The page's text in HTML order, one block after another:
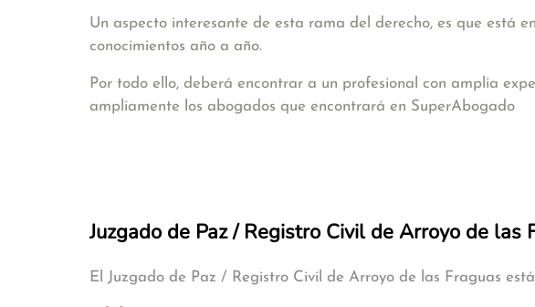
Un aspecto interesante de esta rama del derecho, es que está
conocimientos año a año.
Por todo ello, deberá encontrar a un profesional con amplia
ampliamente los abogados que encontrará en SuperAbogado
Juzgado de Paz / Registro Civil de Arroyo de las
El Juzgado de Paz / Registro Civil de Arroyo de las Fraguas